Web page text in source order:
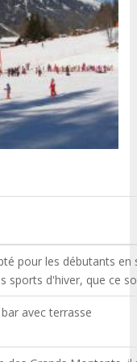
pour les débutants
sports d'hiver, que ce
bar avec terrasse